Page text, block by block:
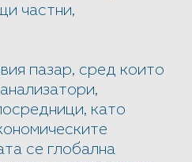
частни,
пазар, сред които
като
се глобална